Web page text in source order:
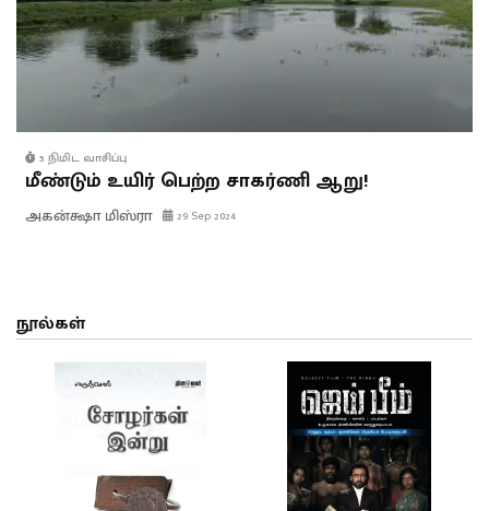
5 நிமிட வாசிப்பு
மீண்டும் உயிர் பெற்ற சாகர்ணி ஆறு!
அகன்க்ஷா மிஸ்ரா 29 Sep 2024
நூல்கள்